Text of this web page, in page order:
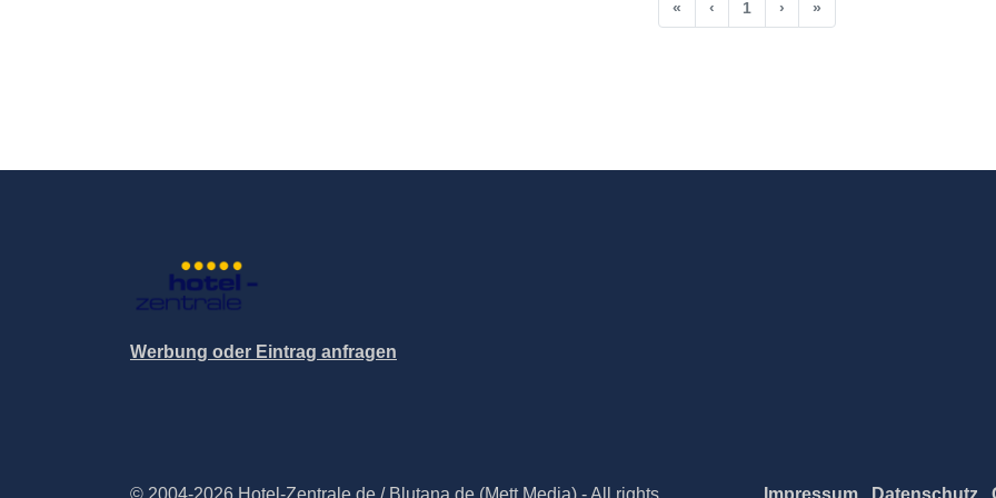
« ‹ 1 › »
Werbung oder Eintrag anfragen
© 2004-2026 Hotel-Zentrale.de / Blutana.de (Mett Media) - All rights Impressum Datenschutz